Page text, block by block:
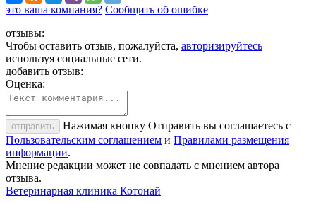
это ваша компания? Сообщить об ошибке
отзывы:
Чтобы оставить отзыв, пожалуйста, авторизируйтесь
используя социальные сети.
добавить отзыв:
Оценка:
отправить
Нажимая кнопку Отправить вы соглашаетесь с
Пользовательским соглашением и Правилами размещения
информации.
Мнение редакции может не совпадать с мнением автора
отзыва.
Ветеринарная клиника Котонай